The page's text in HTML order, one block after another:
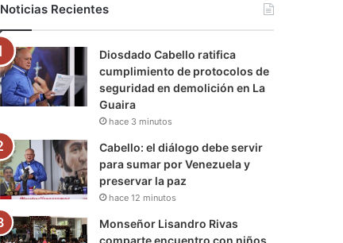
o
k
r
e
r
a
m
a
m
Noticias Recientes
Diosdado Cabello ratifica
cumplimiento de protocolos de
seguridad en demolición en La
Guaira
hace 3 minutos
Cabello: el diálogo debe servir
para sumar por Venezuela y
preservar la paz
hace 12 minutos
Monseñor Lisandro Rivas
comparte encuentro con niños